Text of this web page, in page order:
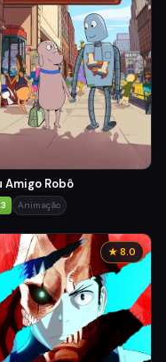
Amigo Robô
Animação
★ 8.0